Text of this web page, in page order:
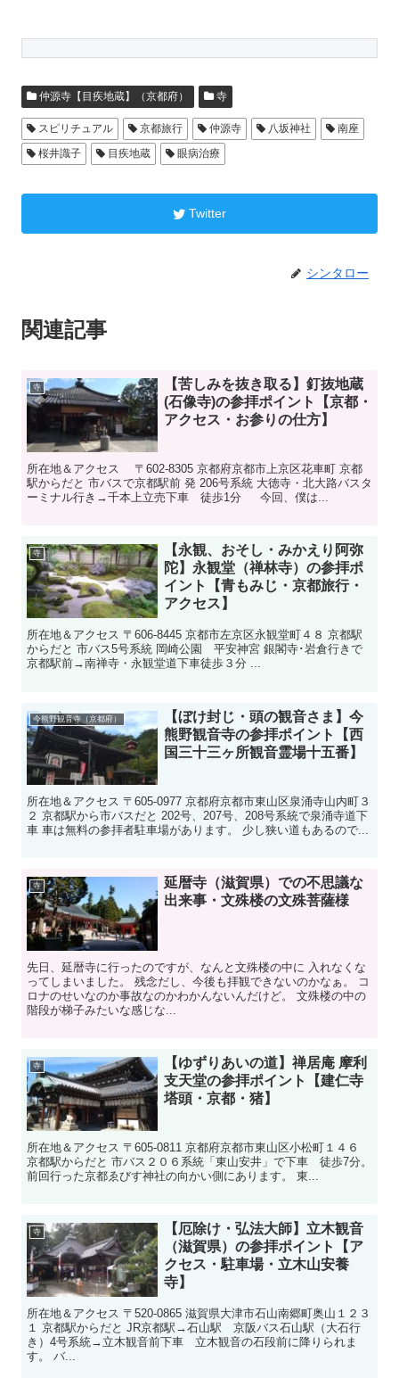
仲源寺【目疾地蔵】（京都府） 寺
スピリチュアル 京都旅行 仲源寺 八坂神社
南座
桜井識子
目疾地蔵 眼病治療
Twitter
シンタロー
関連記事
寺
【苦しみを抜き取る】釘抜地蔵
(石像寺)の参拝ポイント【京都・
アクセス・お参りの仕方】
所在地＆アクセス 〒602-8305 京都府京都市上京区花車町 京都
駅からだと 市バスで京都駅前 発 206号系統 大徳寺・北大路バスタ
ーミナル行き→千本上立売下車 徒歩1分 今回、僕は...
寺
【永観、おそし・みかえり阿弥
陀】永観堂（禅林寺）の参拝ポ
イント【青もみじ・京都旅行・
アクセス】
所在地＆アクセス 〒606-8445 京都市左京区永観堂町４８ 京都駅
からだと 市バス5号系統 岡崎公園 平安神宮 銀閣寺･岩倉行きで
京都駅前→南禅寺・永観堂道下車徒歩３分 ...
今熊野観音寺（京都府）
【ぼけ封じ・頭の観音さま】今
熊野観音寺の参拝ポイント【西
国三十三ヶ所観音霊場十五番】
所在地＆アクセス 〒605-0977 京都府京都市東山区泉涌寺山内町３
２ 京都駅から市バスだと 202号、207号、208号系統で泉涌寺道下
車 車は無料の参拝者駐車場があります。 少し狭い道もあるので...
寺
延暦寺（滋賀県）での不思議な
出来事・文殊楼の文殊菩薩様
先日、延暦寺に行ったのですが、なんと文殊楼の中に 入れなくな
ってしまいました。 残念だし、今後も拝観できないのかなぁ。 コ
ロナのせいなのか事故なのかわかんないんだけど。 文殊楼の中の
階段が梯子みたいな感じな...
寺
【ゆずりあいの道】禅居庵 摩利
支天堂の参拝ポイント【建仁寺
塔頭・京都・猪】
所在地＆アクセス 〒605-0811 京都府京都市東山区小松町１４６
京都駅からだと 市バス２０６系統「東山安井」で下車 徒歩7分。
前回行った京都ゑびす神社の向かい側にあります。 東...
寺
【厄除け・弘法大師】立木観音
（滋賀県）の参拝ポイント【ア
クセス・駐車場・立木山安養
寺】
所在地＆アクセス 〒520-0865 滋賀県大津市石山南郷町奥山１２３
１ 京都駅からだと JR京都駅→石山駅 京阪バス石山駅（大石行
き）4号系統→立木観音前下車 立木観音の石段前に降りられま
す。 バ...